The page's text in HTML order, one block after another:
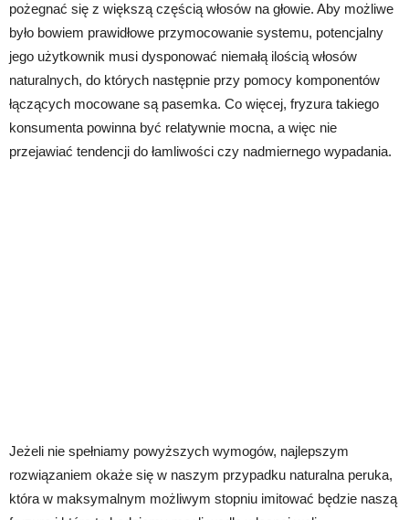
pożegnać się z większą częścią włosów na głowie. Aby możliwe
było bowiem prawidłowe przymocowanie systemu, potencjalny
jego użytkownik musi dysponować niemałą ilością włosów
naturalnych, do których następnie przy pomocy komponentów
łączących mocowane są pasemka. Co więcej, fryzura takiego
konsumenta powinna być relatywnie mocna, a więc nie
przejawiać tendencji do łamliwości czy nadmiernego wypadania.
Jeżeli nie spełniamy powyższych wymogów, najlepszym
rozwiązaniem okaże się w naszym przypadku naturalna peruka,
która w maksymalnym możliwym stopniu imitować będzie naszą